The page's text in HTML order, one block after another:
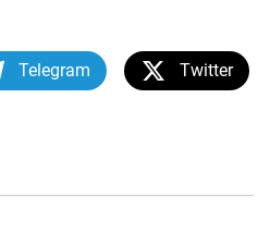
Telegram Twitter